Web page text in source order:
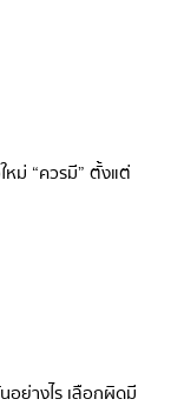
ม่ “ควรมี” ตั้งแต่
อย่างไร เลือกผิดมี